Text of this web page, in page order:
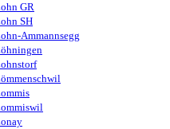
GR
SH
Ammannsegg